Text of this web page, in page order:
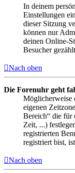
In deinem
Einstellungen
dieser Sitzung
können nur
deinen Online-
Besucher
Nach oben
Die Forenuhr geht
Möglicherweise
eigenen
Bereich“ die für
Zeit, ...)
registrierten
registriert bist,
Nach oben